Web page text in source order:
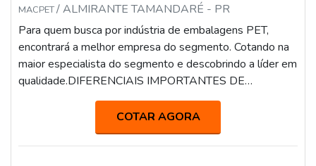
MACPET/ ALMIRANTE TAMANDARÉ - PR
Para quem busca por indústria de embalagens PET,
encontrará a melhor empresa do segmento. Cotando na
maior especialista do segmento e descobrindo a líder em
qualidade.DIFERENCIAIS IMPORTANTES DE
INDÚSTRIA DE EMBALAGENS PETQuem está à
procura de indústria de embalagens PET segura, acha o
site da Macpet. Com grande expressão de mercado
quando o assunto é frascos e tampas, focando em
COTAR AGORA